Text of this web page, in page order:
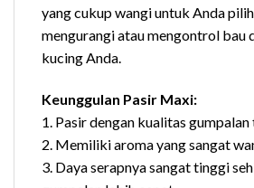
yang cukup wangi untuk Anda
mengurangi atau mengontrol bau
kucing Anda.
Keunggulan Pasir Maxi:
1. Pasir dengan kualitas
2. Memiliki aroma yang sangat
3. Daya serapnya sangat tinggi